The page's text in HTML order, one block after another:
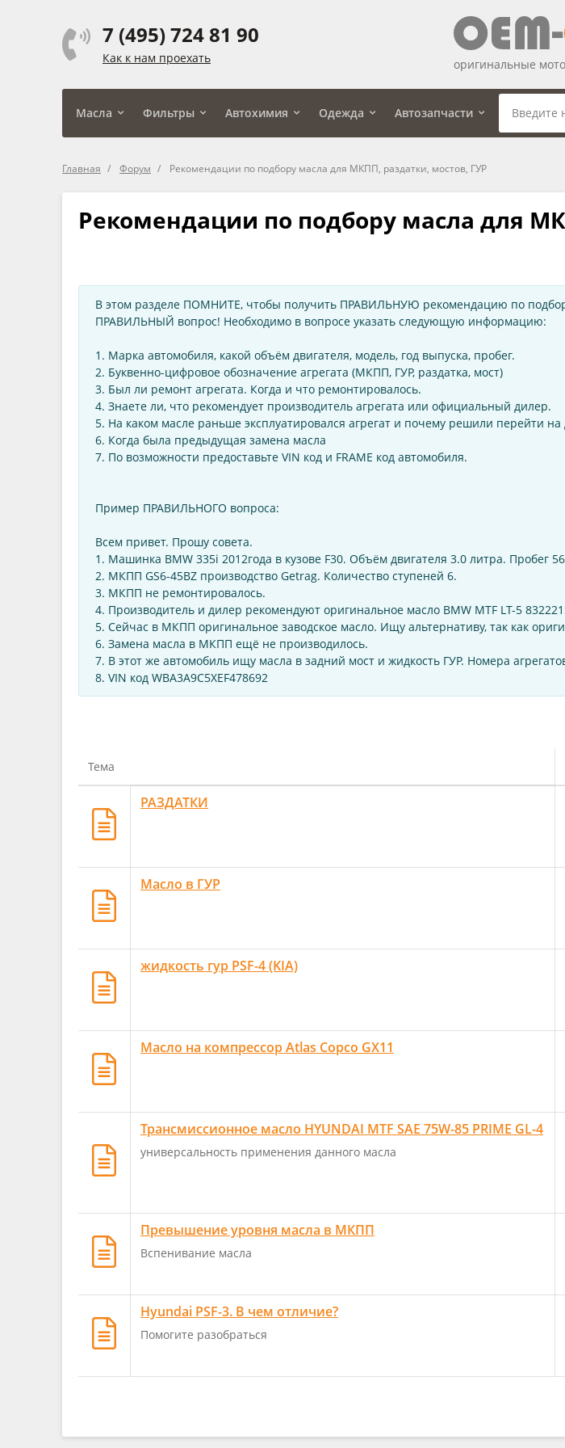
7 (495) 724 81 90
Как к нам проехать оригинальные
Масла Фильтры Автохимия Одежда Автозапчасти
Главная Форум Рекомендации по подбору масла для МКПП, раздатки, мостов, ГУР
Рекомендации по подбору масла для
В этом разделе ПОМНИТЕ, чтобы получить ПРАВИЛЬНУЮ рекомендацию по
ПРАВИЛЬНЫЙ вопрос! Необходимо в вопросе указать следующую информацию:
1. Марка автомобиля, какой объём двигателя, модель, год выпуска, пробег.
2. Буквенно-цифровое обозначение агрегата (МКПП, ГУР, раздатка, мост)
3. Был ли ремонт агрегата. Когда и что ремонтировалось.
4. Знаете ли, что рекомендует производитель агрегата или официальный дилер.
5. На каком масле раньше эксплуатировался агрегат и почему решили перейти на
6. Когда была предыдущая замена масла
7. По возможности предоставьте VIN код и FRAME код автомобиля.
Пример ПРАВИЛЬНОГО вопроса:
Всем привет. Прошу совета.
1. Машинка BMW 335i 2012года в кузове F30. Объём двигателя 3.0 литра. Пробег
2. МКПП GS6-45BZ производство Getrag. Количество ступеней 6.
3. МКПП не ремонтировалось.
4. Производитель и дилер рекомендуют оригинальное масло BMW MTF LT-5
5. Сейчас в МКПП оригинальное заводское масло. Ищу альтернативу, так как
6. Замена масла в МКПП ещё не производилось.
7. В этот же автомобиль ищу масла в задний мост и жидкость ГУР. Номера
8. VIN код WBA3A9C5XEF478692
Тема
РАЗДАТКИ
Масло в ГУР
жидкость гур PSF-4 (KIA)
Масло на компрессор Atlas Copco GX11
Трансмиссионное масло HYUNDAI MTF SAE 75W-85 PRIME GL-4
универсальность применения данного масла
Превышение уровня масла в МКПП
Вспенивание масла
Hyundai PSF-3. В чем отличие?
Помогите разобраться